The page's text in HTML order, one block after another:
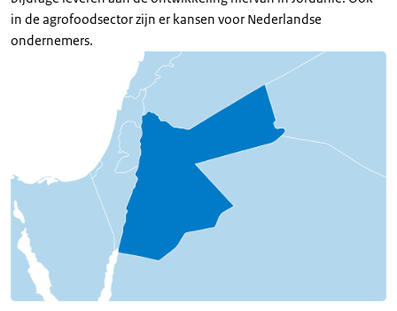
in de agrofoodsector zijn er kansen voor Nederlandse
ondernemers.